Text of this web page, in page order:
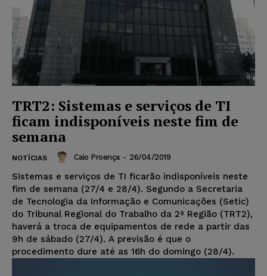
TRT2: Sistemas e serviços de TI
ficam indisponíveis neste fim de
semana
NOTÍCIAS Caio Proença - 26/04/2019
Sistemas e serviços de TI ficarão indisponíveis neste
fim de semana (27/4 e 28/4). Segundo a Secretaria
de Tecnologia da Informação e Comunicações (Setic)
do Tribunal Regional do Trabalho da 2ª Região (TRT2),
haverá a troca de equipamentos de rede a partir das
9h de sábado (27/4). A previsão é que o
procedimento dure até as 16h do domingo (28/4).